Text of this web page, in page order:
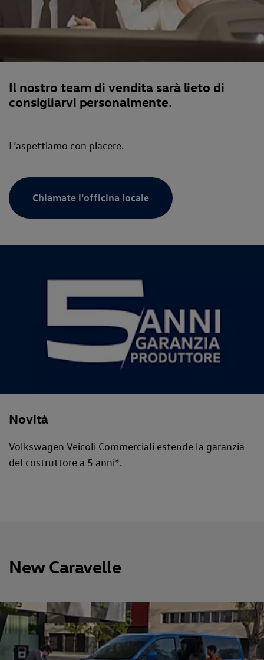
Il nostro team di vendita sarà lieto di
consigliarvi personalmente.
L’aspettiamo con piacere.
Chiamate l'officina locale
Novità
Volkswagen Veicoli Commerciali estende la garanzia
del costruttore a 5 anni*.
New Caravelle